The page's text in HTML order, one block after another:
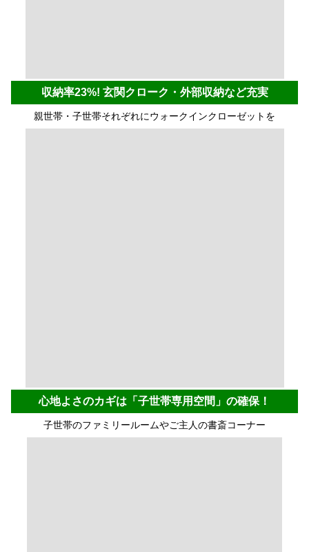
収納率23%! 玄関クローク・外部収納など充実
親世帯・子世帯それぞれにウォークインクローゼットを
心地よさのカギは「子世帯専用空間」の確保！
子世帯のファミリールームやご主人の書斎コーナー